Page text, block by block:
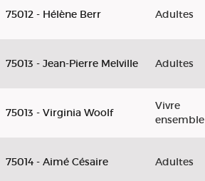
75012 - Hélène Berr Adultes
75013 - Jean-Pierre Melville Adultes
75013 - Virginia Woolf
Vivre
ensemble
75014 - Aimé Césaire Adultes